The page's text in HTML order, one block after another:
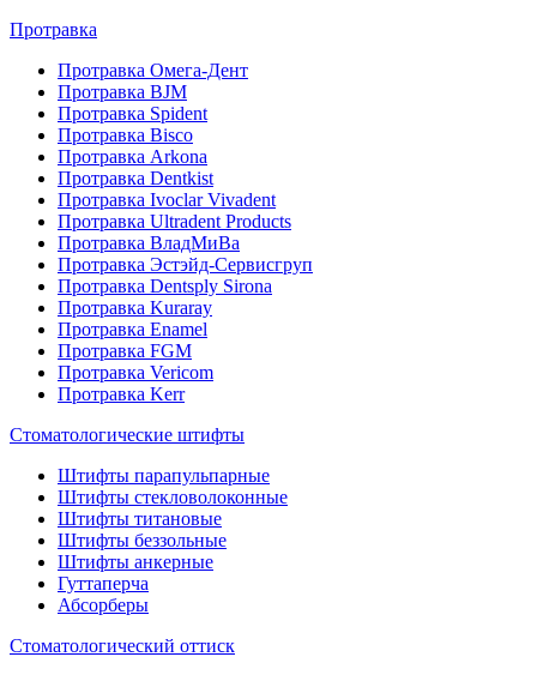
Протравка
Протравка Омега-Дент
Протравка BJM
Протравка Spident
Протравка Bisco
Протравка Arkona
Протравка Dentkist
Протравка Ivoclar Vivadent
Протравка Ultradent Products
Протравка ВладМиВа
Протравка Эстэйд-Сервисгруп
Протравка Dentsply Sirona
Протравка Kuraray
Протравка Enamel
Протравка FGM
Протравка Vericom
Протравка Kerr
Стоматологические штифты
Штифты парапульпарные
Штифты стекловолоконные
Штифты титановые
Штифты беззольные
Штифты анкерные
Гуттаперча
Абсорберы
Стоматологический оттиск